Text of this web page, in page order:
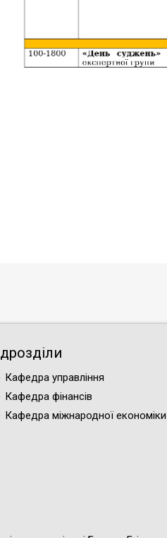
Кафедра управління
Кафедра фінансів
Кафедра міжнародної економіки